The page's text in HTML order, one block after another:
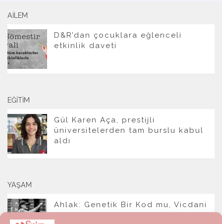
AILEM
D&R’dan çocuklara eğlenceli
etkinlik daveti
EĞITIM
Gül Karen Aça, prestijli
üniversitelerden tam burslu kabul
aldı
YAŞAM
Ahlak: Genetik Bir Kod mu, Vicdani
Bir Refleks mi?